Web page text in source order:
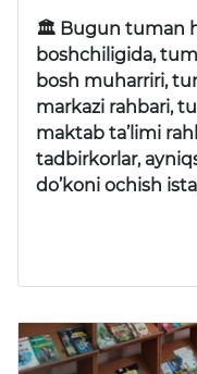
🏛 Bugun tuman
boshchiligida,
bosh muharriri,
markazi rahbari,
maktab ta’limi
tadbirkorlar,
do’koni ochish